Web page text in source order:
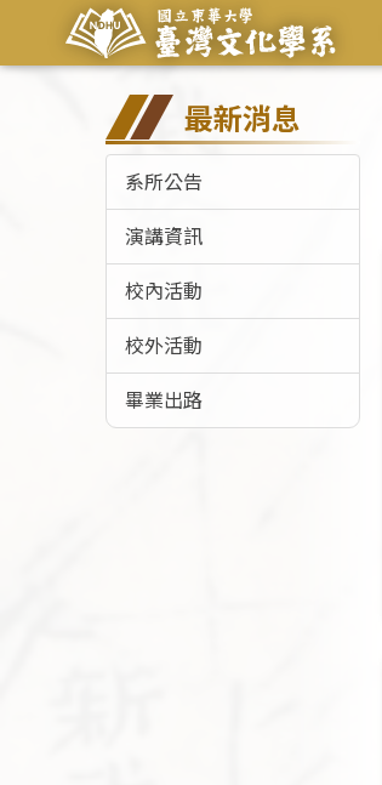
最新消息
系所公告
演講資訊
校內活動
校外活動
畢業出路